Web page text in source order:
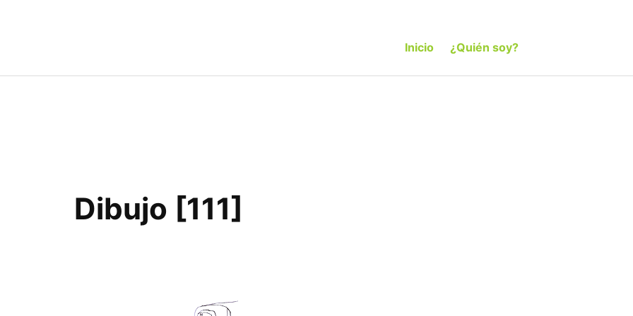
Inicio ¿Quién soy?
Dibujo [111]